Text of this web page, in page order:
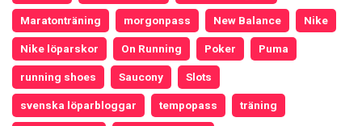
Maratonträning morgonpass New Balance Nike
Nike löparskor On Running Poker Puma
running shoes Saucony Slots
svenska löparbloggar tempopass träning